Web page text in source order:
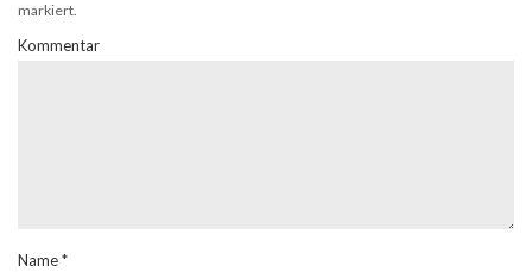
markiert.
Kommentar
Name*